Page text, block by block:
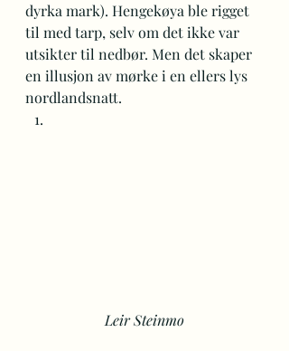
dyrka mark). Hengekøya ble rigget
til med tarp, selv om det ikke var
utsikter til nedbør. Men det skaper
en illusjon av mørke i en ellers lys
nordlandsnatt.
Leir Steinmo